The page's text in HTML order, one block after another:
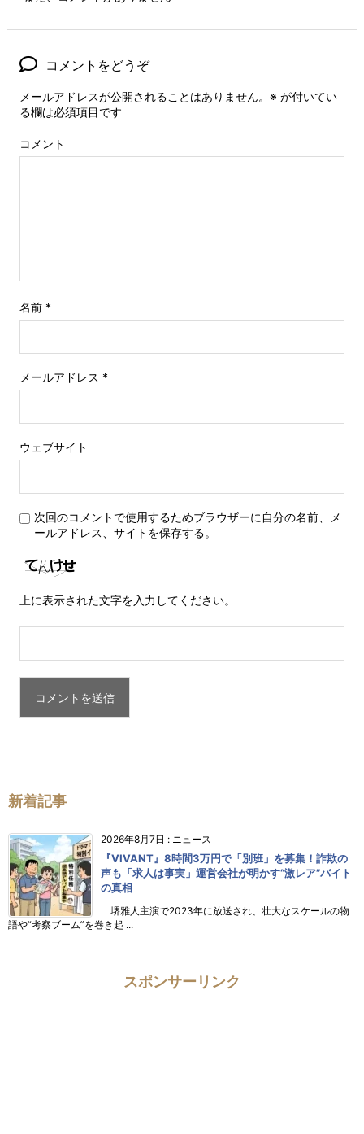
コメントをどうぞ
メールアドレスが公開されることはありません。 ※ が付いてい
る欄は必須項目です
コメント
名前 *
メールアドレス *
ウェブサイト
次回のコメントで使用するためブラウザーに自分の名前、メ
ールアドレス、サイトを保存する。
上に表示された文字を入力してください。
新着記事
2026年8月7日 : ニュース
『VIVANT』8時間3万円で「別班」を募集！詐欺の
声も「求人は事実」運営会社が明かす“激レア”バイト
の真相
堺雅人主演で2023年に放送され、壮大なスケールの物
語や“考察ブーム”を巻き起 ...
スポンサーリンク